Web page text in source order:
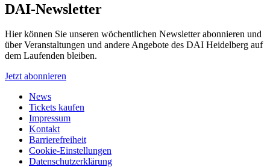
DAI-Newsletter
Hier können Sie unseren wöchentlichen Newsletter abonnieren und
über Veranstaltungen und andere Angebote des DAI Heidelberg auf
dem Laufenden bleiben.
Jetzt abonnieren
News
Tickets kaufen
Impressum
Kontakt
Barrierefreiheit
Cookie-Einstellungen
Datenschutzerklärung